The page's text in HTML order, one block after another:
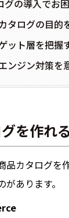
グの導入でお
タログの目的
ット層を把握
ンジン対策を
を作れ
品カタログを
あります。